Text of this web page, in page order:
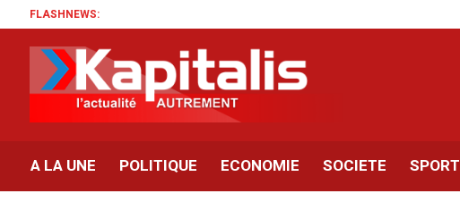
FLASHNEWS:
A LA UNE POLITIQUE ECONOMIE SOCIETE SPORT